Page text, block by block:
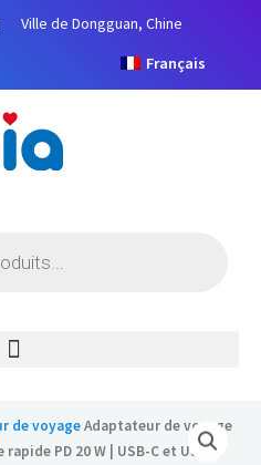
Ville de Dongguan, Chine
Français
de voyageAdaptateur de voyage
PD 20 W | USB-C et USB-A